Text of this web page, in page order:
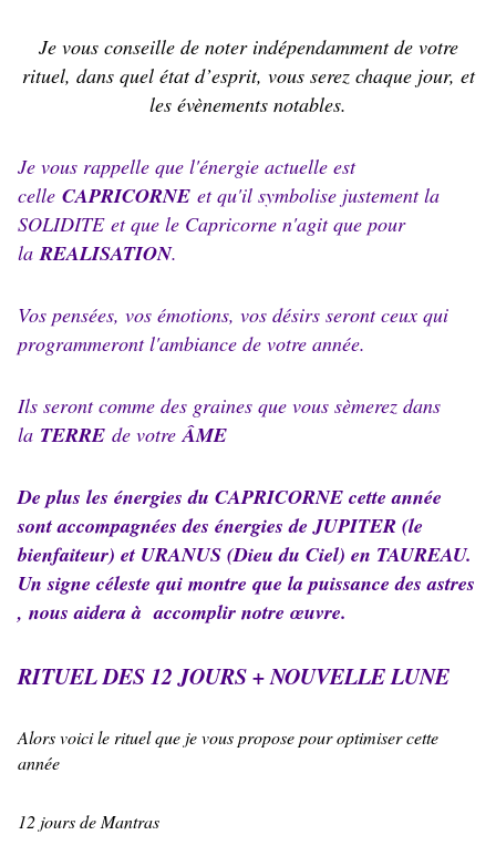
Je vous conseille de noter indépendamment de votre
rituel, dans quel état d’esprit, vous serez chaque jour, et
les évènements notables.
Je vous rappelle que l'énergie actuelle est
celle CAPRICORNE et qu'il symbolise justement la
SOLIDITE et que le Capricorne n'agit que pour
laREALISATION.
Vos pensées, vos émotions, vos désirs seront ceux qui
programmeront l'ambiance de votre année.
Ils seront comme des graines que vous sèmerez dans
la TERRE de votreÂME
De plus les énergies du CAPRICORNE cette année
sont accompagnées des énergies de JUPITER (le
bienfaiteur) et URANUS (Dieu du Ciel) en TAUREAU.
Un signe céleste qui montre que la puissance des astres
, nous aidera à accomplir notre œuvre.
RITUEL DES 12 JOURS + NOUVELLE LUNE
Alors voici le rituel que je vous propose pour optimiser cette
année
12 jours de Mantras